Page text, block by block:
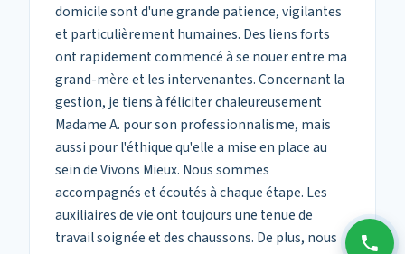
domicile sont d'une grande patience, vigilantes
et particulièrement humaines. Des liens forts
ont rapidement commencé à se nouer entre ma
grand-mère et les intervenantes. Concernant la
gestion, je tiens à féliciter chaleureusement
Madame A. pour son professionnalisme, mais
aussi pour l'éthique qu'elle a mise en place au
sein de Vivons Mieux. Nous sommes
accompagnés et écoutés à chaque étape. Les
auxiliaires de vie ont toujours une tenue de
travail soignée et des chaussons. De plus, nous